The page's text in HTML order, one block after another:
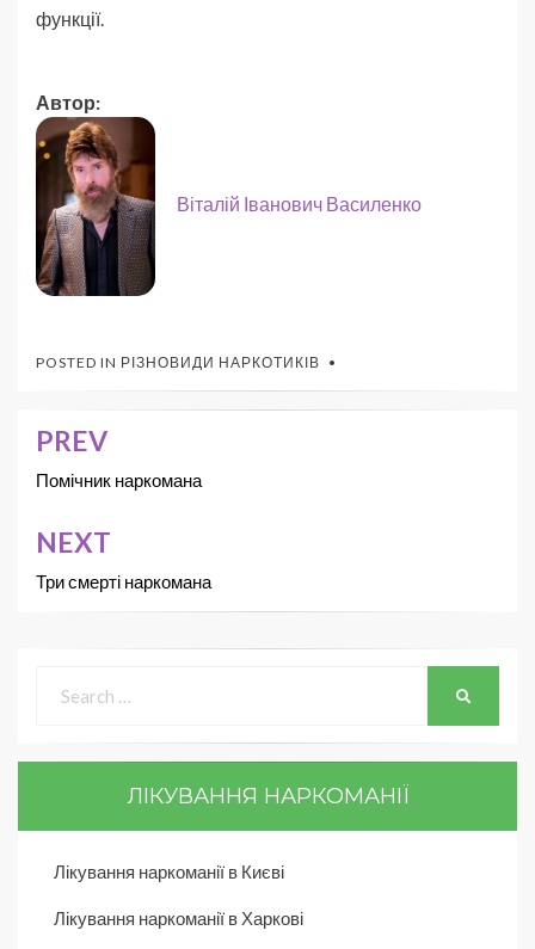
функції.
Автор:
Віталій Іванович Василенко
POSTED IN РІЗНОВИДИ НАРКОТИКІВ
PREV
Помічник наркомана
NEXT
Три смерті наркомана
ЛІКУВАННЯ НАРКОМАНІЇ
Лікування наркоманії в Києві
Лікування наркоманії в Харкові